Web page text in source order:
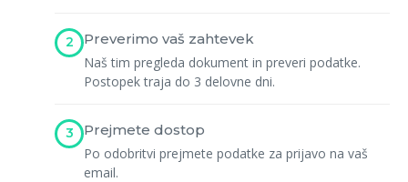
2
Preverimo vaš zahtevek
Naš tim pregleda dokument in preveri podatke.
Postopek traja do 3 delovne dni.
3
Prejmete dostop
Po odobritvi prejmete podatke za prijavo na vaš
email.